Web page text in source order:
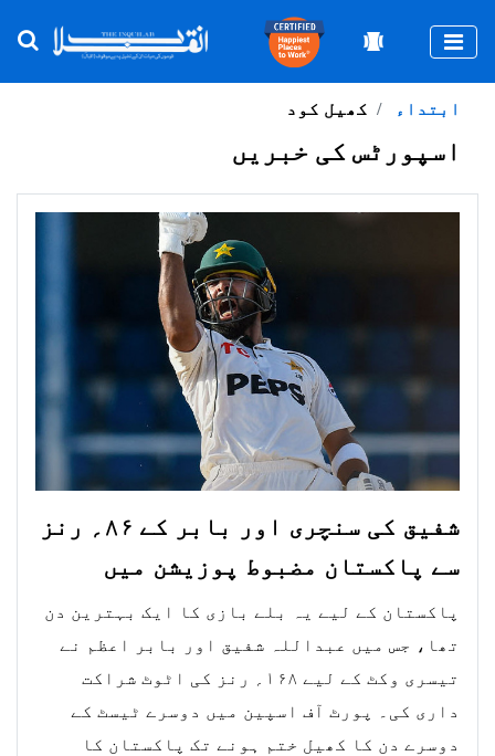
کھیل کود ابتداء
اسپورٹس کی خبریں
شفیق کی سنچری اور بابر کے ۸۶؍ رنز
سے پاکستان مضبوط پوزیشن میں
پاکستان کے لیے یہ بلے بازی کا ایک بہترین دن
تھا، جس میں عبداللہ شفیق اور بابر اعظم نے
تیسری وکٹ کے لیے ۱۶۸؍ رنز کی اٹوٹ شراکت
داری کی۔ پورٹ آف اسپین میں دوسرے ٹیسٹ کے
دوسرے دن کا کھیل ختم ہونے تک پاکستان کا